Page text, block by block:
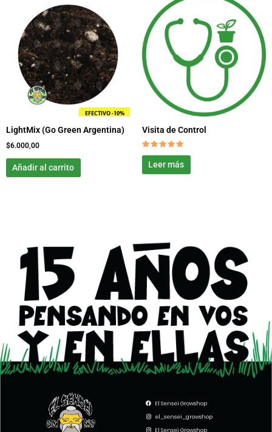
EFECTIVO -10%
LightMix (Go Green Argentina)
$6.000,00
Añadir al carrito
Visita de Control
Valorado
con
5.00
de 5
Leer más
El Sensei Growshop
el_sensei_growshop
El Sensei Growshop